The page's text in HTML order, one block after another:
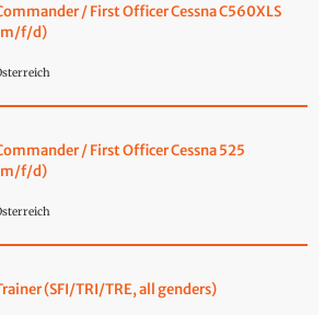
/ First Officer Cessna C560XLS
f/d)
/ First Officer Cessna 525
f/d)
(SFI/TRI/TRE, all genders)